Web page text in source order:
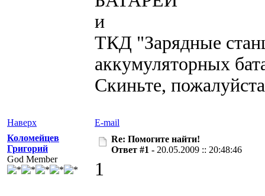
и
ТКД "Зарядные
аккумуляторных
Скиньте,
Наверх
E-mail
Коломейцев
Григорий
God Member
Re: Помогите найти!
Ответ #1 - 20.05.2009 :: 20:48:46
1